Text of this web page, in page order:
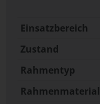
Einsatzbereich
Zustand
Rahmentyp
Rahmenmaterial